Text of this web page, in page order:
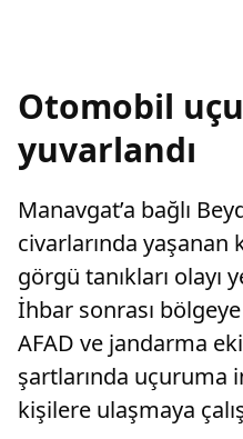
Otomobil
yuvarlandı
Manavgat’a bağlı
civarlarında yaşanan
görgü tanıkları olayı
İhbar sonrası
AFAD ve jandarma
şartlarında uçuruma
kişilere ulaşmaya